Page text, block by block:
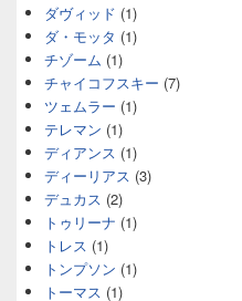
ダヴィッド (1)
ダ・モッタ (1)
チゾーム (1)
チャイコフスキー (7)
ツェムラー (1)
テレマン (1)
ディアンス (1)
ディーリアス (3)
デュカス (2)
トゥリーナ (1)
トレス (1)
トンプソン (1)
トーマス (1)